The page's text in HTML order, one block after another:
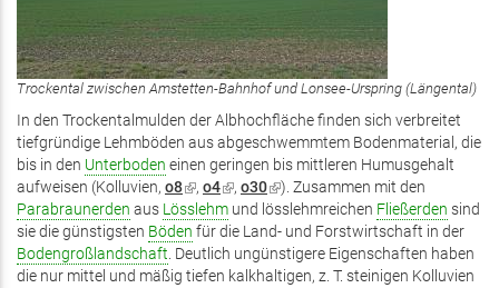
Trockental zwischen Amstetten-Bahnhof und Lonsee-Urspring (Längental)
In den Trockentalmulden der Albhochfläche finden sich verbreitet
tiefgründige Lehmböden aus abgeschwemmtem Bodenmaterial, die
bis in den Unterboden einen geringen bis mittleren Humusgehalt
aufweisen (Kolluvien, o8(Link
ist
extern)
, o4(Link
ist
extern)
, o30(Link
ist
extern)
). Zusammen mit den
Parabraunerden aus Lösslehm und lösslehmreichen Fließerden sind
sie die günstigsten Böden für die Land- und Forstwirtschaft in der
Bodengroßlandschaft. Deutlich ungünstigere Eigenschaften haben
die nur mittel und mäßig tiefen kalkhaltigen, z. T. steinigen Kolluvien